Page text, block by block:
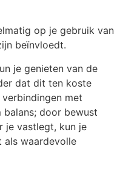
op je gebruik van
beïnvloedt.
je genieten van de
dat dit ten koste
met
balans; door bewust
je vastlegt, kun je
als waardevolle